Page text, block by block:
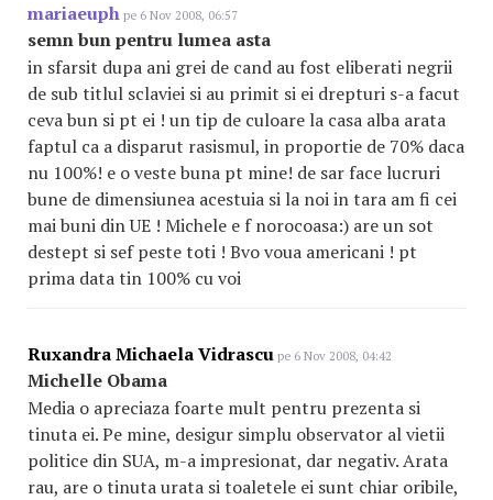
mariaeuph pe 6 Nov 2008, 06:57
semn bun pentru lumea asta
in sfarsit dupa ani grei de cand au fost eliberati negrii
de sub titlul sclaviei si au primit si ei drepturi s-a facut
ceva bun si pt ei ! un tip de culoare la casa alba arata
faptul ca a disparut rasismul, in proportie de 70% daca
nu 100%! e o veste buna pt mine! de sar face lucruri
bune de dimensiunea acestuia si la noi in tara am fi cei
mai buni din UE ! Michele e f norocoasa:) are un sot
destept si sef peste toti ! Bvo voua americani ! pt
prima data tin 100% cu voi
Ruxandra Michaela Vidrascu pe 6 Nov 2008, 04:42
Michelle Obama
Media o apreciaza foarte mult pentru prezenta si
tinuta ei. Pe mine, desigur simplu observator al vietii
politice din SUA, m-a impresionat, dar negativ. Arata
rau, are o tinuta urata si toaletele ei sunt chiar oribile,